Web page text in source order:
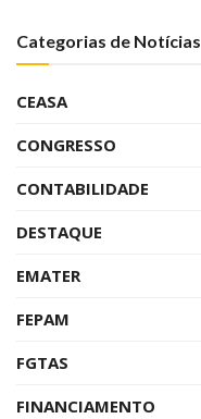
Categorias de Notícias
CEASA
CONGRESSO
CONTABILIDADE
DESTAQUE
EMATER
FEPAM
FGTAS
FINANCIAMENTO